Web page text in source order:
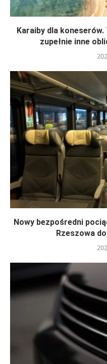
Karaiby dla
zupełnie inne
Nowy bezpośredni
Rzeszowa